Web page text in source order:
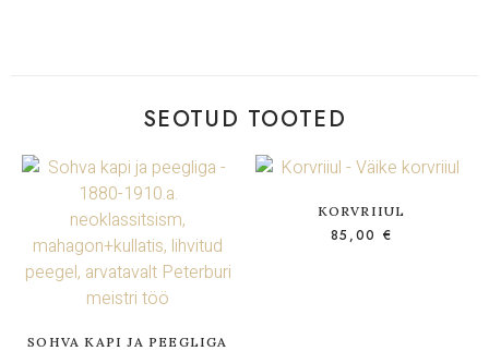
SEOTUD TOOTED
SOHVA KAPI JA PEEGLIGA
KORVRIIUL
85,00 €